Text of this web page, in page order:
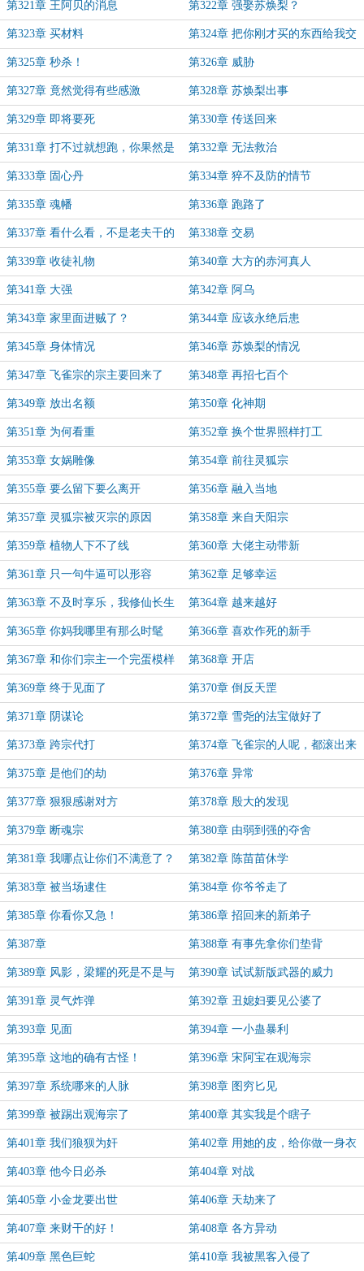
第321章 王阿贝的消息 第322章 强娶苏焕梨？
第323章 买材料 第324章 把你刚才买的东西给我交
出来
第325章 秒杀！ 第326章 威胁
第327章 竟然觉得有些感激 第328章 苏焕梨出事
第329章 即将要死 第330章 传送回来
第331章 打不过就想跑，你果然是
个废物东西
第332章 无法救治
第333章 固心丹 第334章 猝不及防的情节
第335章 魂幡 第336章 跑路了
第337章 看什么看，不是老夫干的 第338章 交易
第339章 收徒礼物 第340章 大方的赤河真人
第341章 大强 第342章 阿乌
第343章 家里面进贼了？ 第344章 应该永绝后患
第345章 身体情况 第346章 苏焕梨的情况
第347章 飞雀宗的宗主要回来了 第348章 再招七百个
第349章 放出名额 第350章 化神期
第351章 为何看重 第352章 换个世界照样打工
第353章 女娲雕像 第354章 前往灵狐宗
第355章 要么留下要么离开 第356章 融入当地
第357章 灵狐宗被灭宗的原因 第358章 来自天阳宗
第359章 植物人下不了线 第360章 大佬主动带新
第361章 只一句牛逼可以形容 第362章 足够幸运
第363章 不及时享乐，我修仙长生
是为了什么？
第364章 越来越好
第365章 你妈我哪里有那么时髦 第366章 喜欢作死的新手
第367章 和你们宗主一个完蛋模样 第368章 开店
第369章 终于见面了 第370章 倒反天罡
第371章 阴谋论 第372章 雪尧的法宝做好了
第373章 跨宗代打 第374章 飞雀宗的人呢，都滚出来
第375章 是他们的劫 第376章 异常
第377章 狠狠感谢对方 第378章 殷大的发现
第379章 断魂宗 第380章 由弱到强的夺舍
第381章 我哪点让你们不满意了？ 第382章 陈苗苗休学
第383章 被当场逮住 第384章 你爷爷走了
第385章 你看你又急！ 第386章 招回来的新弟子
第387章 第388章 有事先拿你们垫背
第389章 风影，梁耀的死是不是与
你有干系
第390章 试试新版武器的威力
第391章 灵气炸弹 第392章 丑媳妇要见公婆了
第393章 见面 第394章 一小蛊暴利
第395章 这地的确有古怪！ 第396章 宋阿宝在观海宗
第397章 系统哪来的人脉 第398章 图穷匕见
第399章 被踢出观海宗了 第400章 其实我是个瞎子
第401章 我们狼狈为奸 第402章 用她的皮，给你做一身衣
裳
第403章 他今日必杀 第404章 对战
第405章 小金龙要出世 第406章 天劫来了
第407章 来财干的好！ 第408章 各方异动
第409章 黑色巨蛇 第410章 我被黑客入侵了